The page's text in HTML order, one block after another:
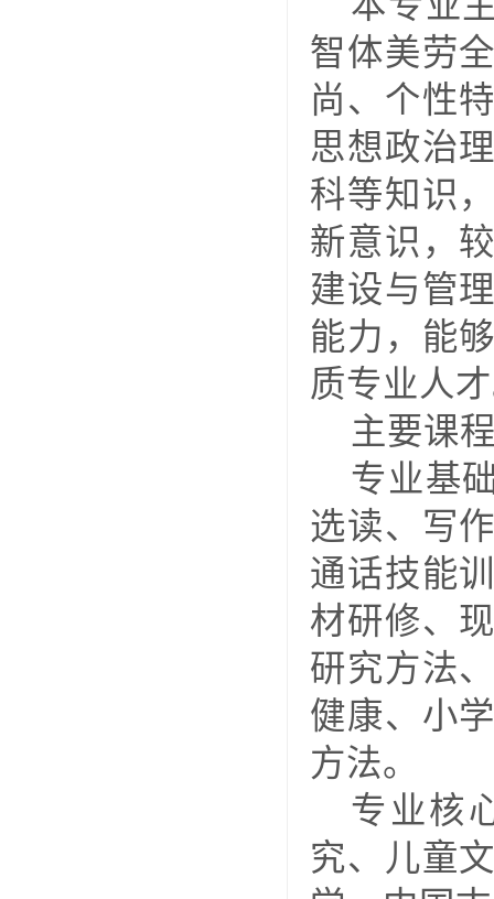
智体美劳
尚、个性
思想政治
科等知识
新意识，
建设与管
能力，能
质专业人
主要课
专业基
选读、写
通话技能
材研修、
研究方法
健康、小
方法。
专业核
究、儿童